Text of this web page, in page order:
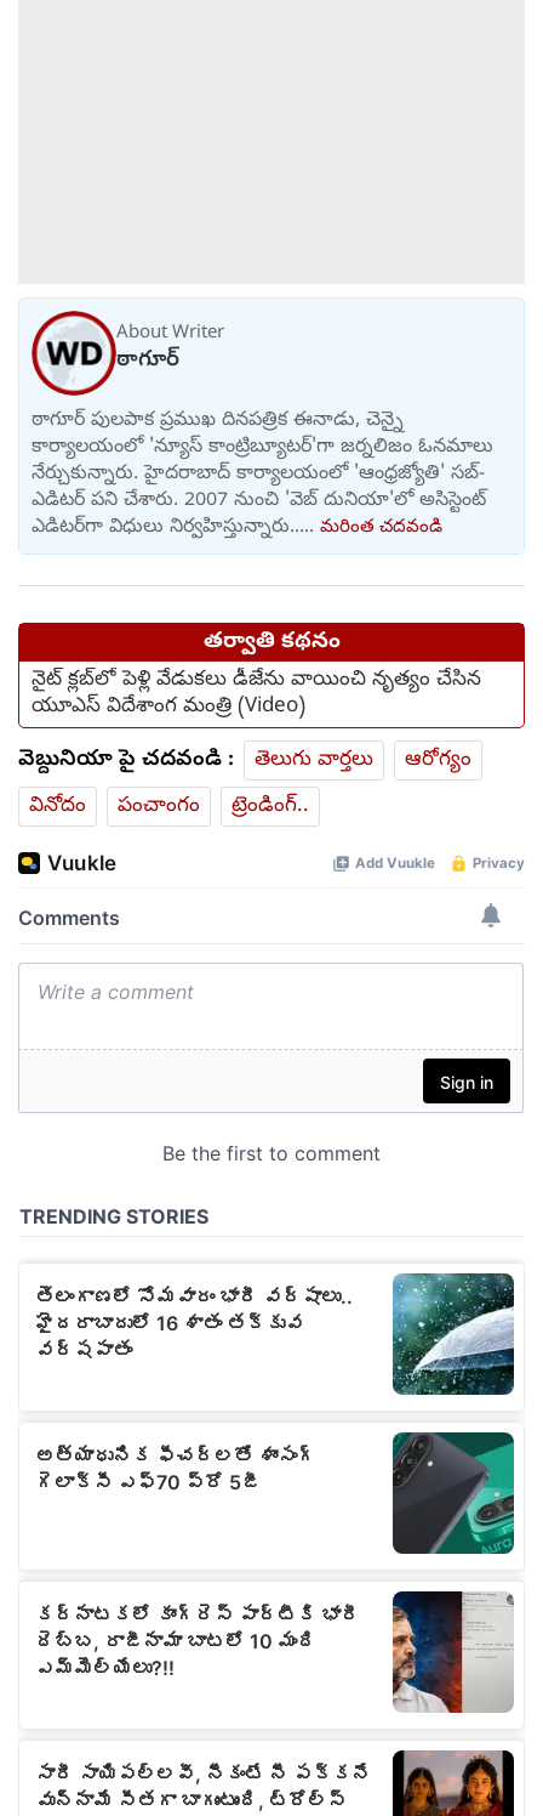
About Writer
ఠాగూర్
ఠాగూర్ పులపాక ప్రముఖ దినపత్రిక ఈనాడు, చెన్నై
కార్యాలయంలో 'న్యూస్ కాంట్రిబ్యూటర్‌'గా జర్నలిజం ఓనమాలు
నేర్చుకున్నారు. హైదరాబాద్ కార్యాలయంలో 'ఆంధ్రజ్యోతి' సబ్-
ఎడిటర్ పని చేశారు. 2007 నుంచి 'వెబ్ దునియా'లో అసిస్టెంట్
ఎడిటర్‌‌గా విధులు నిర్వహిస్తున్నారు..... మరింత చదవండి
తర్వాతి కథనం
నైట్ క్లబ్‌లో పెళ్లి వేడుకలు డీజేను వాయించి నృత్యం చేసిన
యూఎస్ విదేశాంగ మంత్రి (Video)
వెబ్దునియా పై చదవండి : తెలుగు వార్తలు
ఆరోగ్యం
వినోదం
పంచాంగం ట్రెండింగ్..